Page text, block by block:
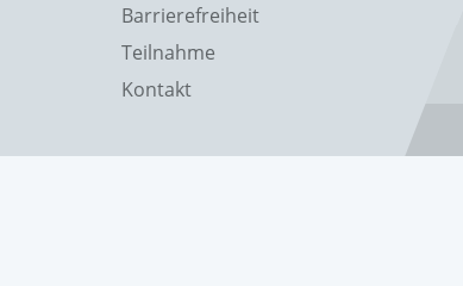
Barrierefreiheit
Teilnahme
Kontakt